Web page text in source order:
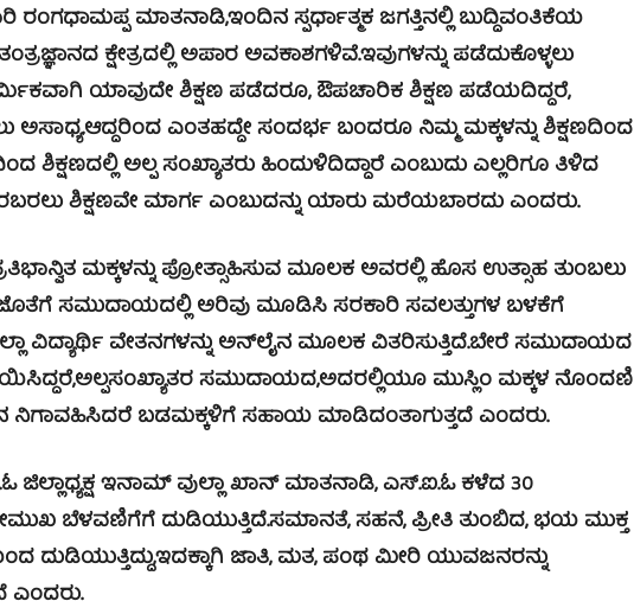
ರಂಗಧಾಮಪ್ಪ ಮಾತನಾಡಿ,ಇಂದಿನ ಸ್ಪರ್ಧಾತ್ಮಕ ಜಗತ್ತಿನಲ್ಲಿ ಬುದ್ದಿವಂತಿಕೆಯ
ಕ್ಷೇತ್ರದಲ್ಲಿ ಅಪಾರ ಅವಕಾಶಗಳಿವೆ.ಇವುಗಳನ್ನು ಪಡೆದುಕೊಳ್ಳಲು
ಯಾವುದೇ ಶಿಕ್ಷಣ ಪಡೆದರೂ, ಔಪಚಾರಿಕ ಶಿಕ್ಷಣ ಪಡೆಯದಿದ್ದರೆ,
ಅಸಾಧ್ಯ.ಆದ್ದರಿಂದ ಎಂತಹದ್ದೇ ಸಂದರ್ಭ ಬಂದರೂ ನಿಮ್ಮ ಮಕ್ಕಳನ್ನು ಶಿಕ್ಷಣದಿಂದ
ಶಿಕ್ಷಣದಲ್ಲಿ ಅಲ್ಪ ಸಂಖ್ಯಾತರು ಹಿಂದುಳಿದಿದ್ದಾರೆ ಎಂಬುದು ಎಲ್ಲರಿಗೂ ತಿಳಿದ
ಶಿಕ್ಷಣವೇ ಮಾರ್ಗ ಎಂಬುದನ್ನು ಯಾರು ಮರೆಯಬಾರದು ಎಂದರು.
ಮಕ್ಕಳನ್ನು ಪ್ರೋತ್ಸಾಹಿಸುವ ಮೂಲಕ ಅವರಲ್ಲಿ ಹೊಸ ಉತ್ಸಾಹ ತುಂಬಲು
ಸಮುದಾಯದಲ್ಲಿ ಅರಿವು ಮೂಡಿಸಿ ಸರಕಾರಿ ಸವಲತ್ತುಗಳ ಬಳಕೆಗೆ
ವಿದ್ಯಾರ್ಥಿ ವೇತನಗಳನ್ನು ಅನ್‍ಲೈನ ಮೂಲಕ ವಿತರಿಸುತ್ತಿದೆ.ಬೇರೆ ಸಮುದಾಯದ
ಸಮುದಾಯದ,ಅದರಲ್ಲಿಯೂ ಮುಸ್ಲಿಂ ಮಕ್ಕಳ ನೊಂದಣಿ
ನಿಗಾವಹಿಸಿದರೆ ಬಡಮಕ್ಕಳಿಗೆ ಸಹಾಯ ಮಾಡಿದಂತಾಗುತ್ತದೆ ಎಂದರು.
ಇನಾಮ್ ವುಲ್ಲಾ ಖಾನ್ ಮಾತನಾಡಿ, ಎಸ್.ಐ.ಓ ಕಳೆದ 30
ಬೆಳವಣಿಗೆಗೆ ದುಡಿಯುತ್ತಿದೆ.ಸಮಾನತೆ, ಸಹನೆ, ಪ್ರೀತಿ ತುಂಬಿದ, ಭಯ ಮುಕ್ತ
ಜಾತಿ, ಮತ, ಪಂಥ ಮೀರಿ ಯುವಜನರನ್ನು
ಎಂದರು.